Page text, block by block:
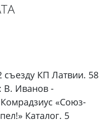
съезду КП Латвии. 58
В. Иванов -
«Союз-
Каталог. 5